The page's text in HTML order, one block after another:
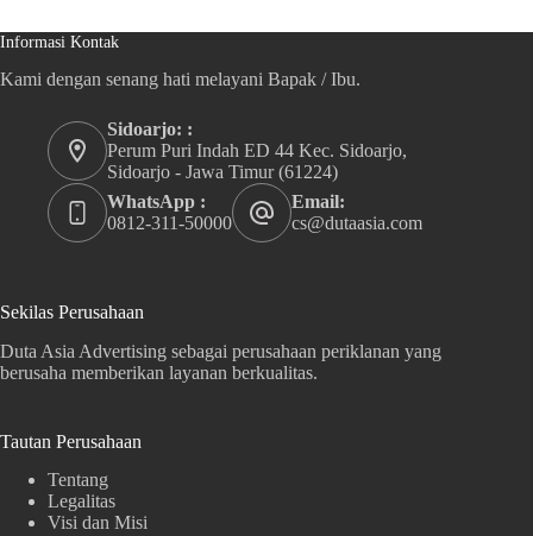
Informasi Kontak
Kami dengan senang hati melayani Bapak / Ibu.
Sidoarjo: :
Perum Puri Indah ED 44 Kec. Sidoarjo,
Sidoarjo - Jawa Timur (61224)
WhatsApp :
0812-311-50000
Email:
cs@dutaasia.com
Sekilas Perusahaan
Duta Asia Advertising sebagai perusahaan periklanan yang
berusaha memberikan layanan berkualitas.
Tautan Perusahaan
Tentang
Legalitas
Visi dan Misi